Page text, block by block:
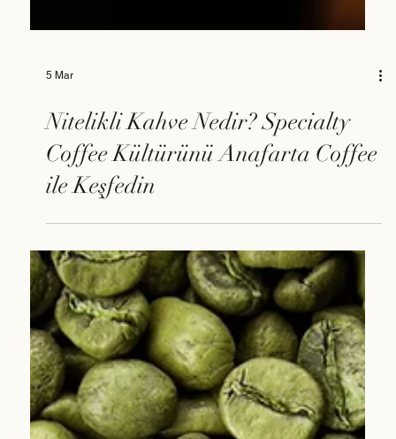
5 Mar
Coffee Kültürünü Anafarta Coffee
ile Keşfedin